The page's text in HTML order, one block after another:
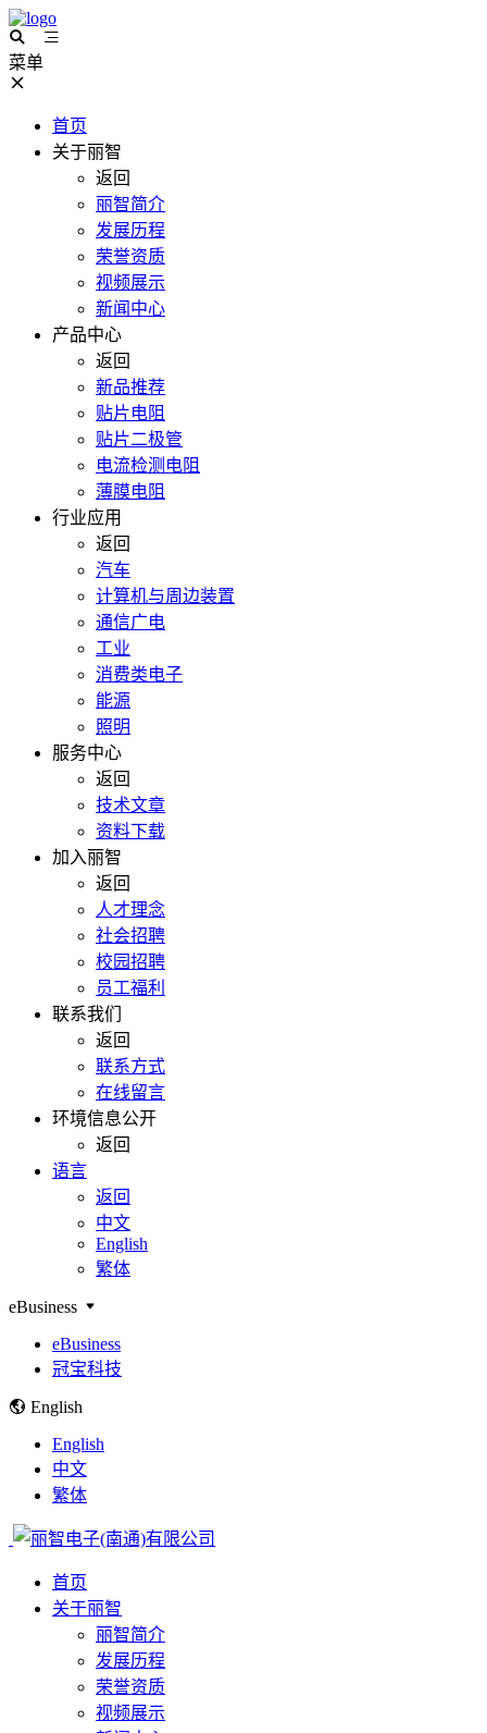
菜单
首页
关于丽智
返回
丽智简介
发展历程
荣誉资质
视频展示
新闻中心
产品中心
返回
新品推荐
贴片电阻
贴片二极管
电流检测电阻
薄膜电阻
行业应用
返回
汽车
计算机与周边装置
通信广电
工业
消费类电子
能源
照明
服务中心
返回
技术文章
资料下载
加入丽智
返回
人才理念
社会招聘
校园招聘
员工福利
联系我们
返回
联系方式
在线留言
环境信息公开
返回
语言
返回
中文
English
繁体
eBusiness
eBusiness
冠宝科技
English
English
中文
繁体
首页
关于丽智
丽智简介
发展历程
荣誉资质
视频展示